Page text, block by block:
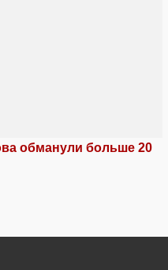
обманули больше 20